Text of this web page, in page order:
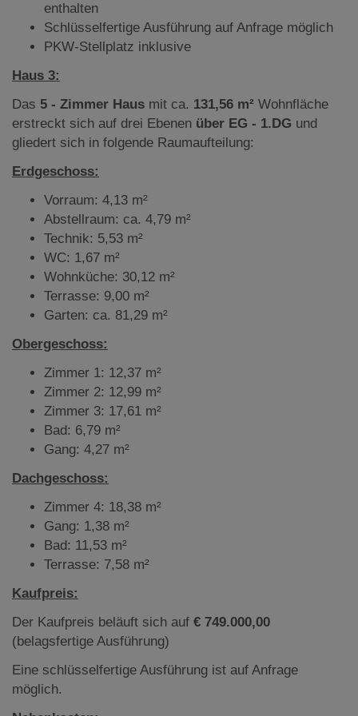
enthalten
Schlüsselfertige Ausführung auf Anfrage möglich
PKW-Stellplatz inklusive
Haus 3:
Das 5 - Zimmer Haus mit ca. 131,56 m² Wohnfläche
erstreckt sich auf drei Ebenen über EG - 1.DG und
gliedert sich in folgende Raumaufteilung:
Erdgeschoss:
Vorraum: 4,13 m²
Abstellraum: ca. 4,79 m²
Technik: 5,53 m²
WC: 1,67 m²
Wohnküche: 30,12 m²
Terrasse: 9,00 m²
Garten: ca. 81,29 m²
Obergeschoss:
Zimmer 1: 12,37 m²
Zimmer 2: 12,99 m²
Zimmer 3: 17,61 m²
Bad: 6,79 m²
Gang: 4,27 m²
Dachgeschoss:
Zimmer 4: 18,38 m²
Gang: 1,38 m²
Bad: 11,53 m²
Terrasse: 7,58 m²
Kaufpreis:
Der Kaufpreis beläuft sich auf € 749.000,00
(belagsfertige Ausführung)
Eine schlüsselfertige Ausführung ist auf Anfrage
möglich.